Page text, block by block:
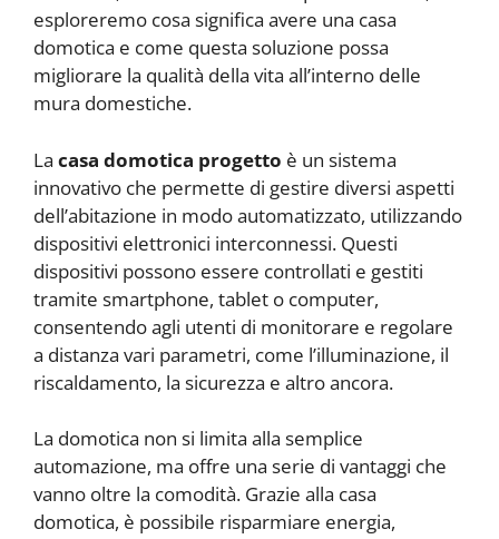
esploreremo cosa significa avere una casa
domotica e come questa soluzione possa
migliorare la qualità della vita all’interno delle
mura domestiche.
La casa domotica progetto è un sistema
innovativo che permette di gestire diversi aspetti
dell’abitazione in modo automatizzato, utilizzando
dispositivi elettronici interconnessi. Questi
dispositivi possono essere controllati e gestiti
tramite smartphone, tablet o computer,
consentendo agli utenti di monitorare e regolare
a distanza vari parametri, come l’illuminazione, il
riscaldamento, la sicurezza e altro ancora.
La domotica non si limita alla semplice
automazione, ma offre una serie di vantaggi che
vanno oltre la comodità. Grazie alla casa
domotica, è possibile risparmiare energia,